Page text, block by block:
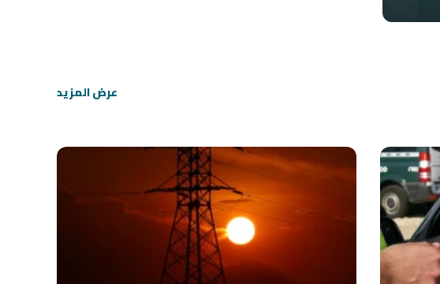
عرض المزيد